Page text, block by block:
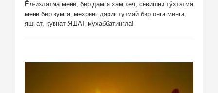
Ёлғизлатма мени, бир дамга хам хеч, севишни тўхтатма
мени бир зумга, мехринг дариғ тутмай бир онга менга,
яшнат, қувнат ЯШАТ мухаббатингла!